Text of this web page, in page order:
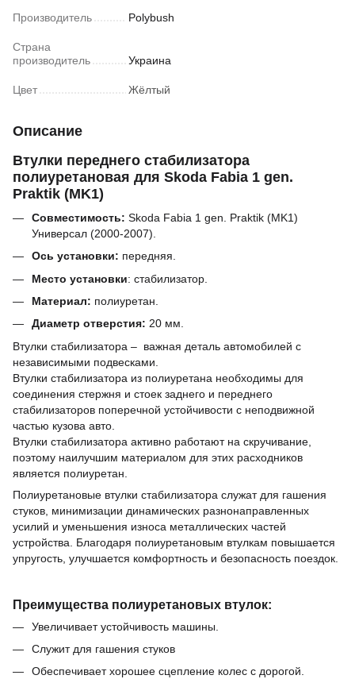
Производитель Polybush
Страна
производитель
Украина
Цвет Жёлтый
Описание
Втулки переднего стабилизатора
полиуретановая для Skoda Fabia 1 gen.
Praktik (MK1)
Совместимость: Skoda Fabia 1 gen. Praktik (MK1)
Универсал (2000-2007).
Ось установки: передняя
Место установки: стабилизатор.
Материал: полиуретан.
Диаметр отверстия: 20 мм.
Втулки стабилизатора – важная деталь автомобилей с
независимыми подвесками.
Втулки стабилизатора из полиуретана необходимы для
соединения стержня и стоек заднего и переднего
стабилизаторов поперечной устойчивости с неподвижной
частью кузова авто.
Втулки стабилизатора активно работают на скручивание,
поэтому наилучшим материалом для этих расходников
является полиуретан.
Полиуретановые втулки стабилизатора служат для гашения
стуков, минимизации динамических разнонаправленных
усилий и уменьшения износа металлических частей
устройства. Благодаря полиуретановым втулкам повышается
упругость, улучшается комфортность и безопасность поездок.
Преимущества полиуретановых втулок:
Увеличивает устойчивость машины.
Служит для гашения стуков
Обеспечивает хорошее сцепление колес с дорогой.